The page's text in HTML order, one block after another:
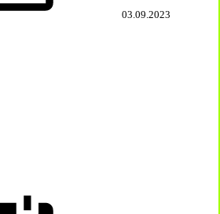
03.09.2023